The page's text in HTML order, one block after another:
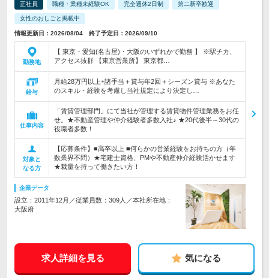
正社員 職種・業種未経験OK 完全週休2日制 第二新卒歓迎
女性のおしごと掲載中
情報更新日：2026/08/04 終了予定日：2026/09/10
勤務地
【 東京・愛知(名古屋)・大阪のいずれかで勤務 】 ※駅チカ、
アクセス抜群 【東京営業所】 東京都…
給与
月給28万円以上+諸手当＋賞与年2回＋シーズン賞与 ※あなた
のスキル・経験を考慮し当社規定により決定し…
仕事内容
「賃貸管理部門」にて当社が管理する賃貸物件管理業務をお任
せ。★不動産管理や仲介経験者多数入社♪ ★20代後半～30代の
役職者多数！
対象と
なる方
【応募条件】■高卒以上 ■何らかの営業経験をお持ちの方（年
数業界不問）★宅建士資格、PMや不動産仲介経験活かせます
★裁量を持って働きたい方！
企業データ
設立：2011年12月／従業員数：309人／本社所在地：
大阪府
求人詳細を見る 気になる